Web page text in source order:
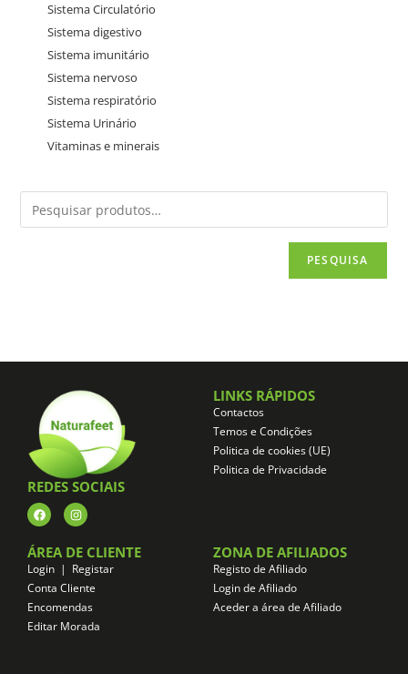
Sistema Circulatório
Sistema digestivo
Sistema imunitário
Sistema nervoso
Sistema respiratório
Sistema Urinário
Vitaminas e minerais
PESQUISA
REDES SOCIAIS
LINKS RÁPIDOS
Contactos
Temos e Condições
Politica de cookies (UE)
Politica de Privacidade
ÁREA DE CLIENTE
Login | Registar
Conta Cliente
Encomendas
Editar Morada
ZONA DE AFILIADOS
Registo de Afiliado
Login de Afiliado
Aceder a área de Afiliado